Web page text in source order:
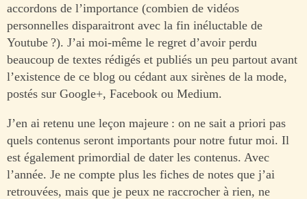
accordons de l’importance (combien de vidéos
personnelles disparaitront avec la fin inéluctable de
Youtube ?). J’ai moi-même le regret d’avoir perdu
beaucoup de textes rédigés et publiés un peu partout avant
l’existence de ce blog ou cédant aux sirènes de la mode,
postés sur Google+, Facebook ou Medium.
J’en ai retenu une leçon majeure : on ne sait a priori pas
quels contenus seront importants pour notre futur moi. Il
est également primordial de dater les contenus. Avec
l’année. Je ne compte plus les fiches de notes que j’ai
retrouvées, mais que je peux ne raccrocher à rien, ne